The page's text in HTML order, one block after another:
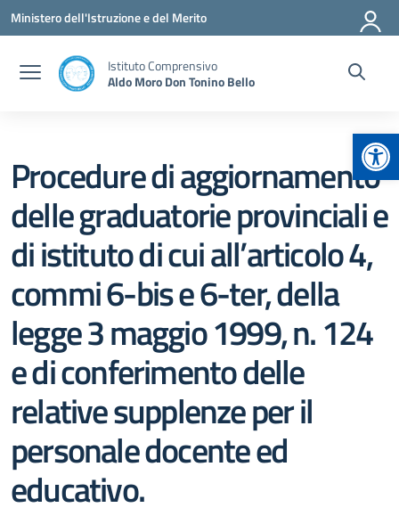
Vai ai contenuti
Vai al menu di navigazione
Vai al footer
Ministero dell'Istruzione e del Merito
Istituto Comprensivo
Aldo Moro Don Tonino Bello
Procedure di aggiornamento
delle graduatorie provinciali e
di istituto di cui all’articolo 4,
commi 6-bis e 6-ter, della
legge 3 maggio 1999, n. 124
e di conferimento delle
relative supplenze per il
personale docente ed
educativo.